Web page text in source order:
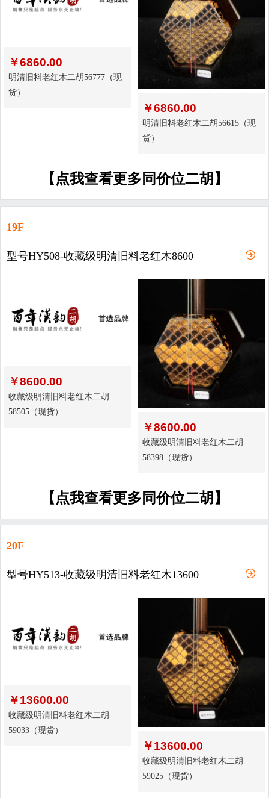
￥6860.00
明清旧料老红木二胡56777（现
货）
￥6860.00
明清旧料老红木二胡56615（现
货）
【点我查看更多同价位二胡】
19F
型号HY508-收藏级明清旧料老红木8600
￥8600.00
收藏级明清旧料老红木二胡
58505（现货）
￥8600.00
收藏级明清旧料老红木二胡
58398（现货）
【点我查看更多同价位二胡】
20F
型号HY513-收藏级明清旧料老红木13600
￥13600.00
收藏级明清旧料老红木二胡
59033（现货）
￥13600.00
收藏级明清旧料老红木二胡
59025（现货）